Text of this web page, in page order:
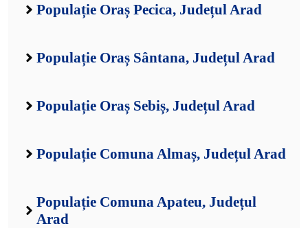
Populație Oraș Pecica, Județul Arad
Populație Oraș Sântana, Județul Arad
Populație Oraș Sebiș, Județul Arad
Populație Comuna Almaș, Județul Arad
Populație Comuna Apateu, Județul
Arad